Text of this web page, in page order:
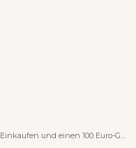
Einkaufen und einen 100 Euro-Gutschein gewinnen